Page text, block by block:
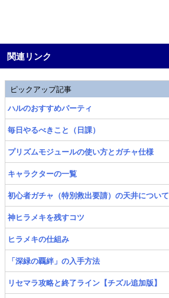
関連リンク
ピックアップ記事
ハルのおすすめパーティ
毎日やるべきこと（日課）
プリズムモジュールの使い方とガチャ仕様
キャラクターの一覧
初心者ガチャ（特別救出要請）の天井について
神ヒラメキを残すコツ
ヒラメキの仕組み
「深緑の覊絆」の入手方法
リセマラ攻略と終了ライン【チズル追加版】